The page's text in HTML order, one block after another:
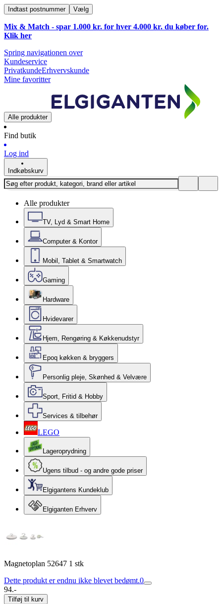
Indtast postnummer Vælg
Mix & Match - spar 1.000 kr. for hver 4.000 kr. du køber for.
Klik her
Spring navigationen over
Kundeservice
PrivatkundeErhvervskunde
Mine favoritter
Alle produkter
Find butik
Log ind
Indkøbskurv
Alle produkter
TV, Lyd & Smart Home
Computer & Kontor
Mobil, Tablet & Smartwatch
Gaming
Hardware
Hvidevarer
Hjem, Rengøring & Køkkenudstyr
Epoq køkken & bryggers
Personlig pleje, Skønhed & Velvære
Sport, Fritid & Hobby
Services & tilbehør
LEGO
Lageroprydning
Ugens tilbud - og andre gode priser
Elgigantens Kundeklub
Elgiganten Erhverv
Magnetoplan 52647 1 stk
Dette produkt er endnu ikke blevet bedømt.0
94.-
Tilføj til kurv